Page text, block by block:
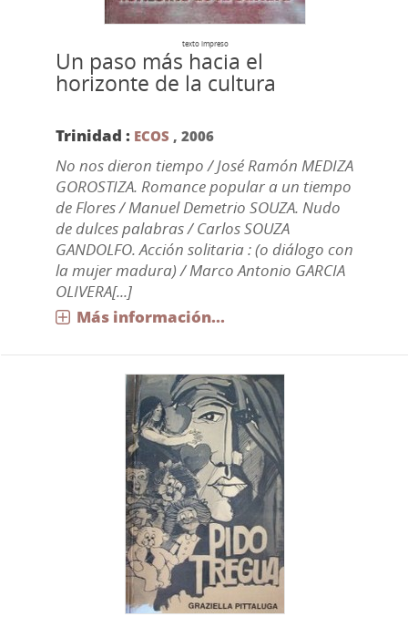
texto impreso
Un paso más hacia el
horizonte de la cultura
Trinidad : ECOS , 2006
No nos dieron tiempo / José Ramón MEDIZA
GOROSTIZA. Romance popular a un tiempo
de Flores / Manuel Demetrio SOUZA. Nudo
de dulces palabras / Carlos SOUZA
GANDOLFO. Acción solitaria : (o diálogo con
la mujer madura) / Marco Antonio GARCIA
OLIVERA[...]
Más información...